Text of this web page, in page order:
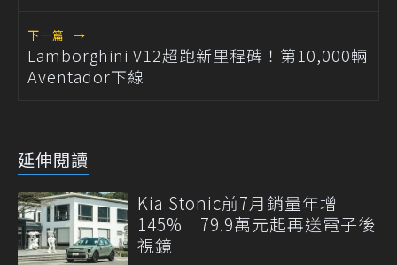
下一篇 →
Lamborghini V12超跑新里程碑！第10,000輛
Aventador下線
延伸閱讀
Kia Stonic前7月銷量年增
145% 79.9萬元起再送電子後
視鏡